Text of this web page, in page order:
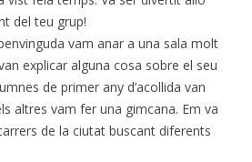
del teu grup!
vam anar a una sala molt
explicar alguna cosa sobre el seu
de primer any d’acollida van
altres vam fer una gimcana. Em va
de la ciutat buscant diferents